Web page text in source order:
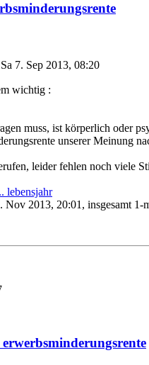
Sa 7. Sep 2013, 08:20
wichtig :
muss, ist körperlich oder
unserer Meinung
leider fehlen noch viele
lebensjahr
Nov 2013, 20:01, insgesamt 1-